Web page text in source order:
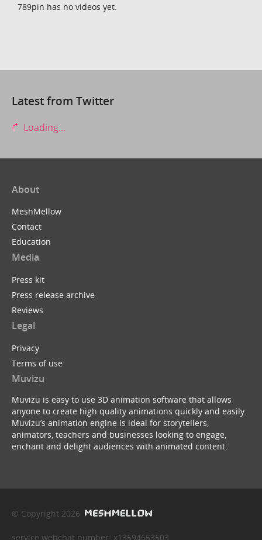
789pin has no videos yet.
Latest from Twitter
Loading...
About
MeshMellow
Contact
Education
Media
Press kit
Press release archive
Reviews
Legal
Privacy
Terms of use
Muvizu
Muvizu is easy to use 3D animation software that allows
anyone to create high quality animations quickly and easily.
Muvizu’s animation engine is ideal for storytellers,
animators, teachers and businesses looking to engage,
enchant and delight audiences with animated content.
© Copyright 2026
service webchat number: x13594653503